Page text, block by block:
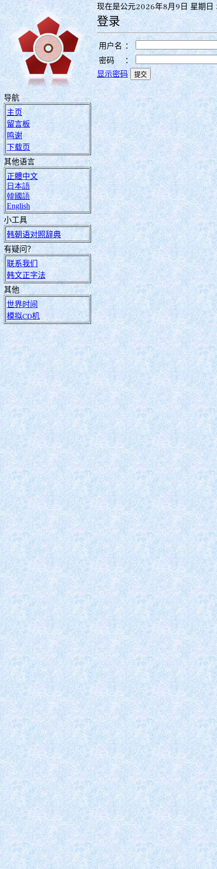
导航
主页
留言板
鸣谢
下载页
其他语言
正體中文
日本語
韓國語
English
小工具
韩朝语对照辞典
有疑问？
联系我们
韩文正字法
其他
世界时间
模拟CD机
现在是公元2026年8月9日 星期
登录
用户名
：
密码
：
显示密码